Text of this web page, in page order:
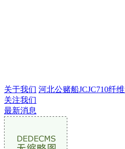
关于我们 河北公赌船JCJC710纤
关注我们
最新消息